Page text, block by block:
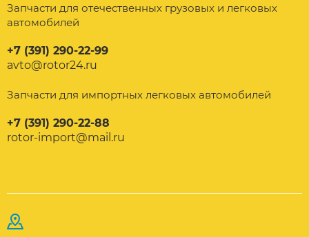
Запчасти для отечественных грузовых и легковых
автомобилей
+7 (391) 290-22-99
avto@rotor24.ru
Запчасти для импортных легковых автомобилей
+7 (391) 290-22-88
rotor-import@mail.ru